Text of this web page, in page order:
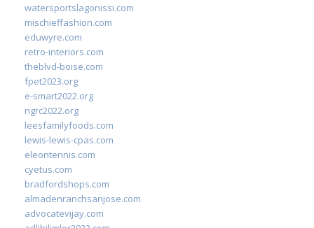
watersportslagonissi.com
mischieffashion.com
eduwyre.com
retro-interiors.com
theblvd-boise.com
fpet2023.org
e-smart2022.org
ngrc2022.org
leesfamilyfoods.com
lewis-lewis-cpas.com
eleontennis.com
cyetus.com
bradfordshops.com
almadenranchsanjose.com
advocatevijay.com